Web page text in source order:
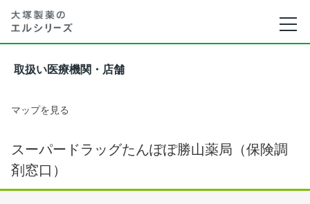
取扱い医療機関・店舗
マップを見る
スーパードラッグたんぽぽ勝山薬局（保険調
剤窓口）